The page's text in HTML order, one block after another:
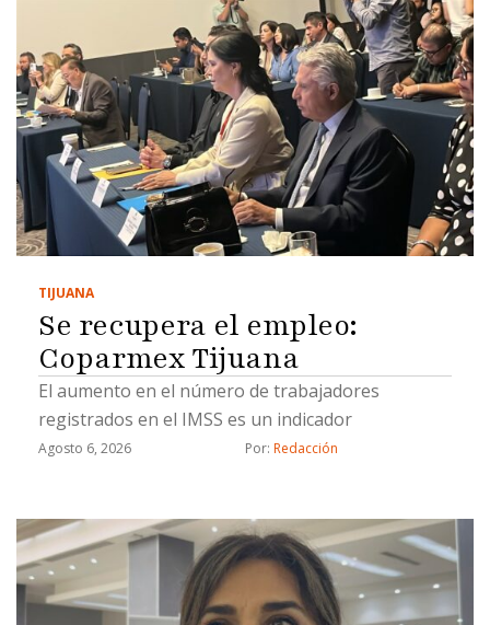
TIJUANA
Se recupera el empleo:
Coparmex Tijuana
El aumento en el número de trabajadores
registrados en el IMSS es un indicador
Agosto 6, 2026 Por: Redacción